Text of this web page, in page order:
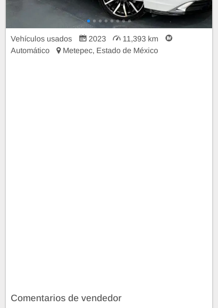
Vehículos usados 2023
11,393 km
Automático
Metepec, Estado de México
Comentarios de vendedor